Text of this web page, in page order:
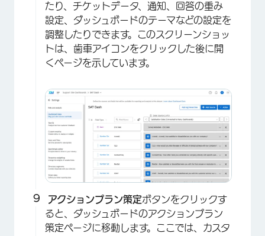
×
たり、チケットデータ、通知、回答の重み
設定、ダッシュボードのテーマなどの設定を
調整したりできます。このスクリーンショッ
トは、歯車アイコンをクリックした後に開
くページを示しています。
アクションプラン策定ボタンをクリックす
ると、ダッシュボードのアクションプラン
策定ページに移動します。ここでは、カスタ